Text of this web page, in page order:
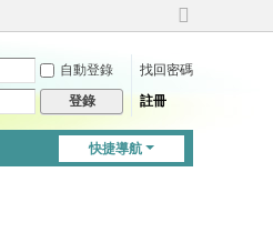
切
到
自動登錄
找回密碼
登錄 註冊
快捷導航